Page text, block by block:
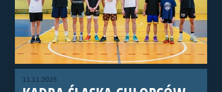
11.11.2025